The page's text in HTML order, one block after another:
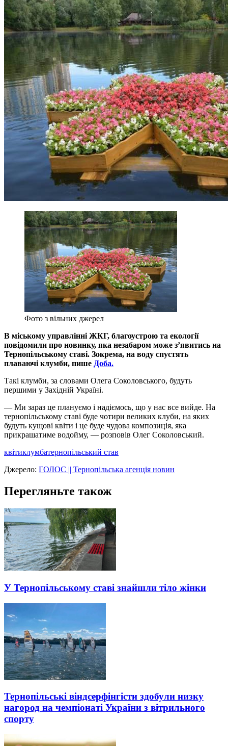
Фото з вільних джерел
В міському управлінні ЖКГ, благоустрою та екології
повідомили про новинку, яка незабаром може з’явитись на
Тернопільському ставі. Зокрема, на воду спустять
плаваючі клумби, пише Доба.
Такі клумби, за словами Олега Соколовського, будуть
першими у Західній Україні.
— Ми зараз це плануємо і надіємось, що у нас все вийде. На
тернопільському ставі буде чотири великих клуби, на яких
будуть кущові квіти і це буде чудова композиція, яка
прикрашатиме водойму, — розповів Олег Соколовський.
квітиклумбатернопільський став
Джерело: ГОЛОС || Тернопільська агенція новин
Перегляньте також
У Тернопільському ставі знайшли тіло жінки
Тернопільські віндсерфінгісти здобули низку
нагород на чемпіонаті України з вітрильного
спорту